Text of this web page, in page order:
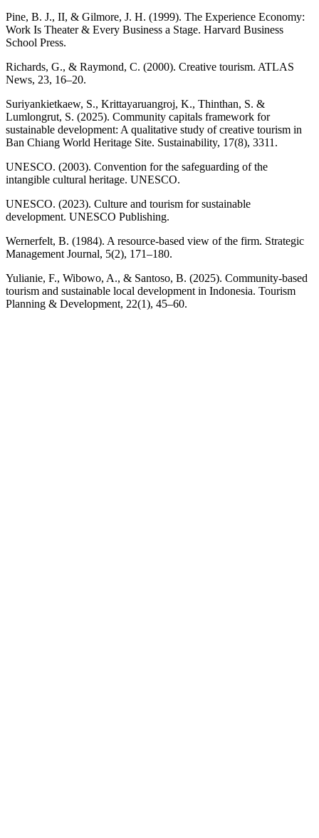
Pine, B. J., II, & Gilmore, J. H. (1999). The Experience Economy:
Work Is Theater & Every Business a Stage. Harvard Business
School Press.
Richards, G., & Raymond, C. (2000). Creative tourism. ATLAS
News, 23, 16–20.
Suriyankietkaew, S., Krittayaruangroj, K., Thinthan, S. &
Lumlongrut, S. (2025). Community capitals framework for
sustainable development: A qualitative study of creative tourism in
Ban Chiang World Heritage Site. Sustainability, 17(8), 3311.
UNESCO. (2003). Convention for the safeguarding of the
intangible cultural heritage. UNESCO.
UNESCO. (2023). Culture and tourism for sustainable
development. UNESCO Publishing.
Wernerfelt, B. (1984). A resource-based view of the firm. Strategic
Management Journal, 5(2), 171–180.
Yulianie, F., Wibowo, A., & Santoso, B. (2025). Community-based
tourism and sustainable local development in Indonesia. Tourism
Planning & Development, 22(1), 45–60.